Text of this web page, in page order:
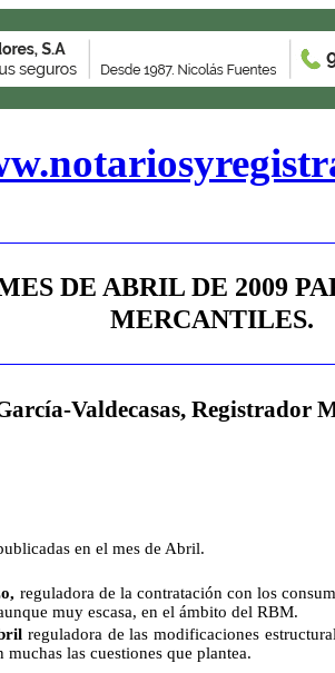
DE ABRIL DE 2009
MERCANTILES.
Valdecasas, Registrador
en el mes de Abril.
reguladora de la contratación con los
muy escasa, en el ámbito del RBM.
reguladora de las modificaciones
las cuestiones que plantea.